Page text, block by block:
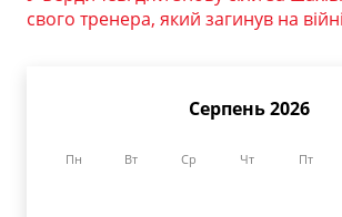
свого тренера, який загинув на війні
Серпень 2026
Пн Вт Ср Чт Пт